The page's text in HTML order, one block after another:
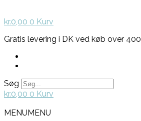
kr.0,00 0 Kurv
Gratis levering i DK ved køb over 400
Søg
kr.0,00 0 Kurv
MENUMENU